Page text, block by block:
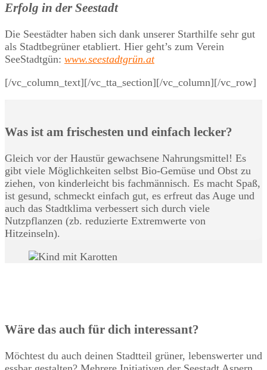
Erfolg in der Seestadt
Die Seestädter haben sich dank unserer Starthilfe sehr gut
als Stadtbegrüner etabliert. Hier geht’s zum Verein
SeeStadtgün: www.seestadtgrün.at
[/vc_column_text][/vc_tta_section][/vc_column][/vc_row]
Was ist am frischesten und einfach lecker?
Gleich vor der Haustür gewachsene Nahrungsmittel! Es
gibt viele Möglichkeiten selbst Bio-Gemüse und Obst zu
ziehen, von kinderleicht bis fachmännisch. Es macht Spaß,
ist gesund, schmeckt einfach gut, es erfreut das Auge und
auch das Stadtklima verbessert sich durch viele
Nutzpflanzen (zb. reduzierte Extremwerte von
Hitzeinseln).
Wäre das auch für dich interessant?
Möchtest du auch deinen Stadtteil grüner, lebenswerter und